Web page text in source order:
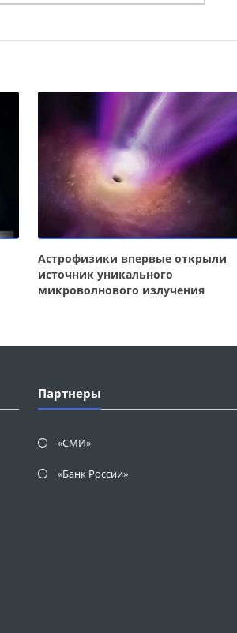
Астрофизики впервые открыли
источник уникального
микроволнового излучения
Партнеры
«СМИ»
«Банк России»